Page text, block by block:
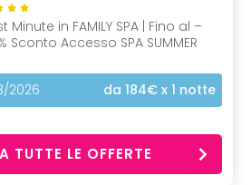
Minute in FAMILY SPA | Fino al –
Sconto Accesso SPA SUMMER
2026
da 184€ x 1 notte
TUTTE LE OFFERTE